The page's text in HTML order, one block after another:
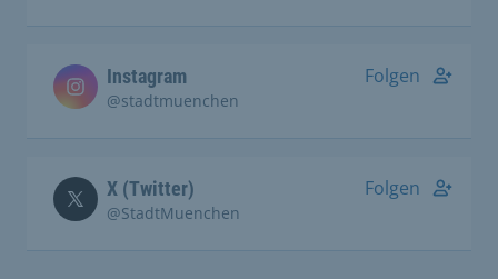
Instagram
@stadtmuenchen
Folgen
X (Twitter)
@StadtMuenchen
Folgen